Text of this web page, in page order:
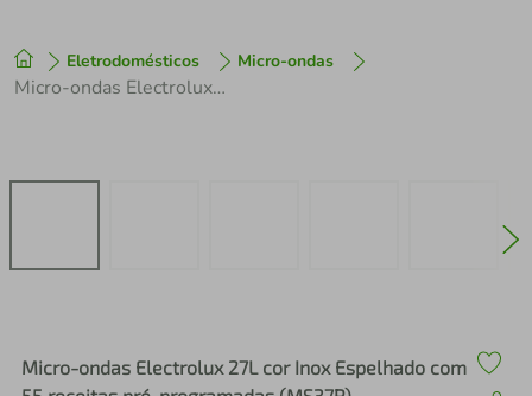
Eletrodomésticos Micro-ondas
Micro-ondas Electrolux 27L cor Inox Espelhado com 55 receitas pré-programadas (MS37R)
Micro-ondas Electrolux 27L cor Inox Espelhado com
1º tenis